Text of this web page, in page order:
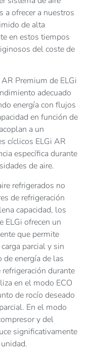
ofrecer a nuestros
de alta
en estos tiempos
del coste de
Premium de ELGi
adecuado
energía con flujos
en función de
a un
cíclicos ELGi AR
específica durante
de aire.
refrigerados no
de refrigeración
capacidad, los
ELGi ofrecen un
que permite
parcial y sin
de energía de las
durante
en el modo ECO
de rocío deseado
En el modo
y del
significativamente